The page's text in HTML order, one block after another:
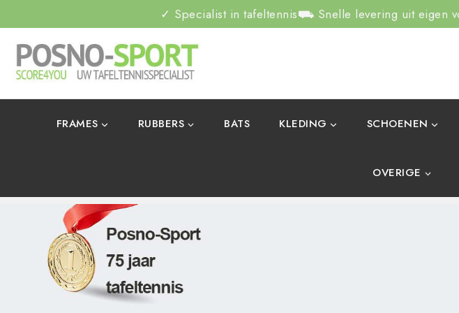
✓ Specialist in tafeltennis⛟ Snelle levering uit eigen
FRAMES RUBBERS BATS KLEDING SCHOENEN
OVERIGE